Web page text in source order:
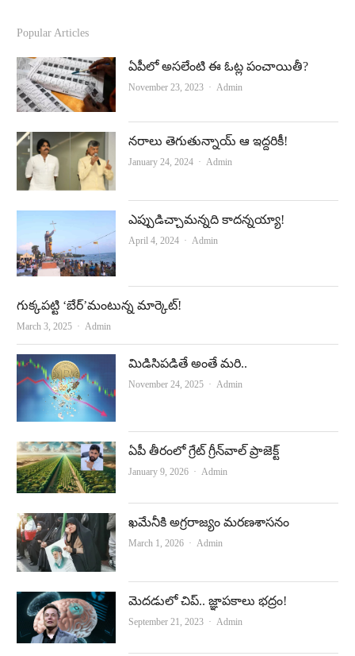
c
e
b
o
o
k
u
t
u
b
e
Popular Articles
ఏపీలో అసలేంటి ఈ ఓట్ల పంచాయితీ?
November 23, 2023 Author
Admin
నరాలు తెగుతున్నాయ్‌ ఆ ఇద్దరికీ!
January 24, 2024 Author
Admin
ఎప్పుడిచ్చామన్నది కాదన్నయ్యా!
April 4, 2024 Author
Admin
గుక్కపట్టి ‘బేర్‌’మంటున్న మార్కెట్‌!
March 3, 2025 Author
Admin
మిడిసిపడితే అంతే మరి..
November 24, 2025 Author
Admin
ఏపీ తీరంలో గ్రేట్‌ గ్రీన్‌వాల్‌ ప్రాజెక్ట్‌
January 9, 2026 Author
Admin
ఖమేనీకి అగ్రరాజ్యం మరణశాసనం
March 1, 2026 Author
Admin
మెదడులో చిప్‌.. జ్ఞాపకాలు భద్రం!
September 21, 2023 Author
Admin